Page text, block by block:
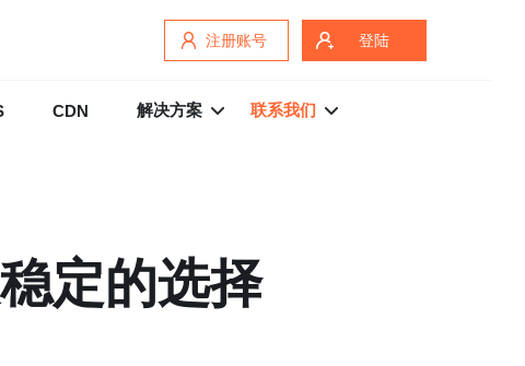
注册账号 登陆
CDN 解决方案 联系我们
定的选择